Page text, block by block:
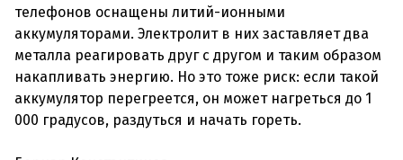
телефонов оснащены литий-ионными
аккумуляторами. Электролит в них заставляет два
металла реагировать друг с другом и таким образом
накапливать энергию. Но это тоже риск: если такой
аккумулятор перегреется, он может нагреться до 1
000 градусов, раздуться и начать гореть.